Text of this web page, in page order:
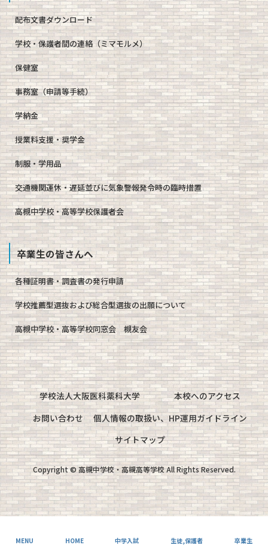
配布文書ダウンロード
学校・保護者間の連絡（ミマモルメ）
保健室
事務室（申請等手続）
学納金
授業料支援・奨学金
制服・学用品
交通機関運休・遅延並びに気象警報発令時の臨時措置
高槻中学校・高等学校保護者会
卒業生の皆さんへ
各種証明書・調査書の発行申請
学校推薦型選抜および総合型選抜の出願について
高槻中学校・高等学校同窓会 槻友会
学校法人大阪医科薬科大学
本校へのアクセス
お問い合わせ
個人情報の取扱い、HP運用ガイドライン
サイトマップ
Copyright © 高槻中学校・高槻高等学校 All Rights Reserved.
MENU HOME 中学入試 生徒,保護者 卒業生